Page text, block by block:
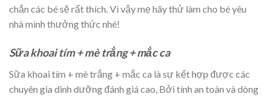
chắn các bé sẽ rất thích. Vì vậy mẹ hãy thử làm cho bé yêu
nhà mình thưởng thức nhé!
Sữa khoai tím + mè trắng + mắc ca
Sữa khoai tím + mè trắng + mắc ca là sự kết hợp được các
chuyên gia dinh dưỡng đánh giá cao, Bởi tính an toàn và dòng